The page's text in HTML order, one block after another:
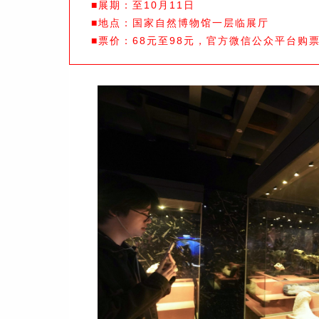
■展期：至10月11日
■地点：国家自然博物馆一层临展厅
■票价：68元至98元，官方微信公众平台购